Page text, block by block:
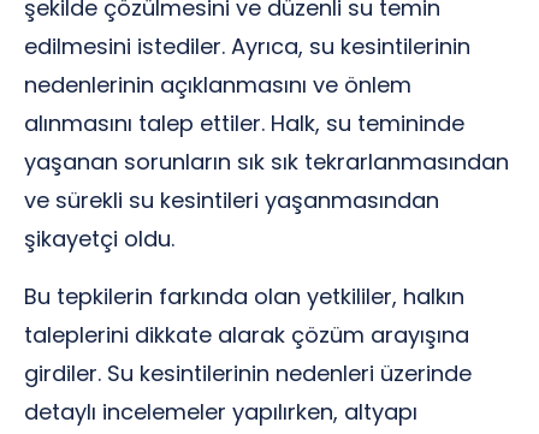
şekilde çözülmesini ve düzenli su temin
edilmesini istediler. Ayrıca, su kesintilerinin
nedenlerinin açıklanmasını ve önlem
alınmasını talep ettiler. Halk, su temininde
yaşanan sorunların sık sık tekrarlanmasından
ve sürekli su kesintileri yaşanmasından
şikayetçi oldu.
Bu tepkilerin farkında olan yetkililer, halkın
taleplerini dikkate alarak çözüm arayışına
girdiler. Su kesintilerinin nedenleri üzerinde
detaylı incelemeler yapılırken, altyapı